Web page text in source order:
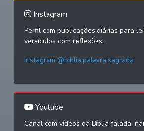
Instagram
Perfil com publicações diárias para
versículos com reflexões.
Instagram @biblia.palavra.sagrada
Youtube
Canal com vídeos da Bíblia falada,